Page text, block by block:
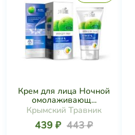
Крем для лица Ночной
омолаживающ...
Крымский Травник
439 ₽ 443 ₽